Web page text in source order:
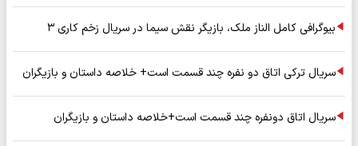
بیوگرافی کامل الناز ملک، بازیگر نقش سیما در سریال زخم کاری ۳
سریال ترکی اتاق دو نفره چند قسمت است+ خلاصه داستان و بازیگران
سریال اتاق دونفره چند قسمت است+خلاصه داستان و بازیگران